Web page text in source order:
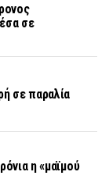
σε
σε παραλία
η «μαϊμού